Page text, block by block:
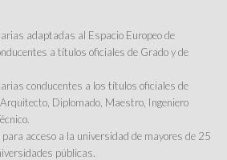
adaptadas al Espacio Europeo de
a títulos oficiales de Grado y de
conducentes a los títulos oficiales de
Diplomado, Maestro, Ingeniero
acceso a la universidad de mayores de 25
públicas.